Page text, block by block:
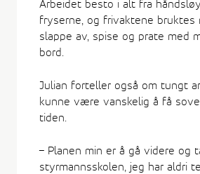
Arbeidet besto i alt fra
fryserne, og frivaktene bruktes
slappe av, spise og prate med
bord.
Julian forteller også om tungt
kunne være vanskelig å få
tiden.
– Planen min er å gå videre og
styrmannsskolen, jeg har aldri